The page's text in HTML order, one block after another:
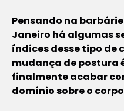
Pensando na
Janeiro há algumas
índices desse tipo de
mudança de postura
finalmente acabar
domínio sobre o